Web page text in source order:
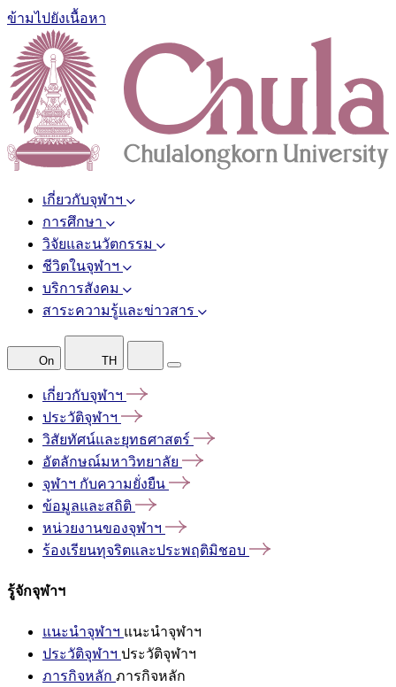
ข้ามไปยังเนื้อหา
เกี่ยวกับจุฬาฯ
การศึกษา
วิจัยและนวัตกรรม
ชีวิตในจุฬาฯ
บริการสังคม
สาระความรู้และข่าวสาร
On TH
เกี่ยวกับจุฬาฯ
ประวัติจุฬาฯ
วิสัยทัศน์และยุทธศาสตร์
อัตลักษณ์มหาวิทยาลัย
จุฬาฯ กับความยั่งยืน
ข้อมูลและสถิติ
หน่วยงานของจุฬาฯ
ร้องเรียนทุจริตและประพฤติมิชอบ
รู้จักจุฬาฯ
แนะนำจุฬาฯ แนะนำจุฬาฯ
ประวัติจุฬาฯ ประวัติจุฬาฯ
ภารกิจหลัก ภารกิจหลัก